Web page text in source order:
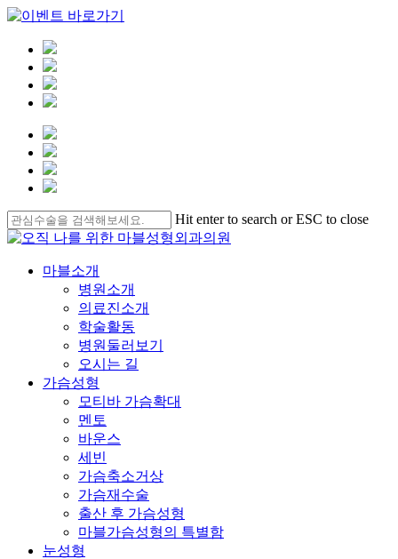
Skip
to
main
content
Hit enter to search or ESC to close
Close
Menu
마블소개
병원소개
의료진소개
학술활동
병원둘러보기
오시는 길
가슴성형
모티바 가슴확대
멘토
바운스
세빈
가슴축소거상
가슴재수술
출산 후 가슴성형
마블가슴성형의 특별함
눈성형